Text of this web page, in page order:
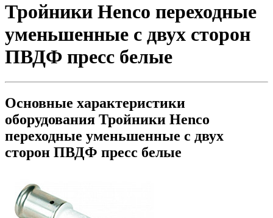
Тройники Henco переходные
уменьшенные с двух сторон
ПВДФ пресс белые
Основные характеристики
оборудования Тройники Henco
переходные уменьшенные с двух
сторон ПВДФ пресс белые